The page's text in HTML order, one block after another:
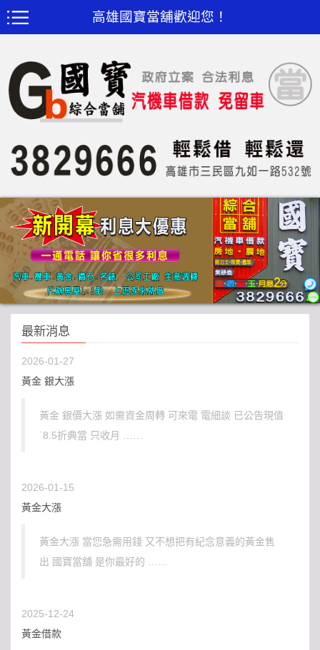
高雄國寶當舖歡迎您！
最新消息
2026-01-27
黃金 銀大漲
黃金 銀價大漲 如需資金周轉 可來電 電細談 已公告現值
˙8.5折典當 只收月 ……
2026-01-15
黃金大漲
黃金大漲 當您急需用錢 又不想把有紀念意義的黃金售
出 國寶當舖 是你最好的 ……
2025-12-24
黃金借款